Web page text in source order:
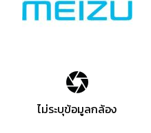
ไม่ระบุข้อมูลกล้อง